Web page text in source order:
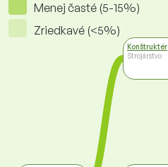
Menej časté (5-15%)
Zriedkavé (<5%)
Konštruktér
Strojárstvo